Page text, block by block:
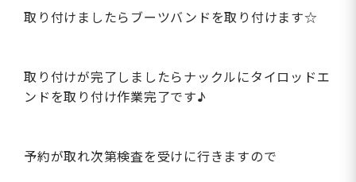
取り付けましたらブーツバンドを取り付けます☆
取り付けが完了しましたらナックルにタイロッドエ
ンドを取り付け作業完了です♪
予約が取れ次第検査を受けに行きますので